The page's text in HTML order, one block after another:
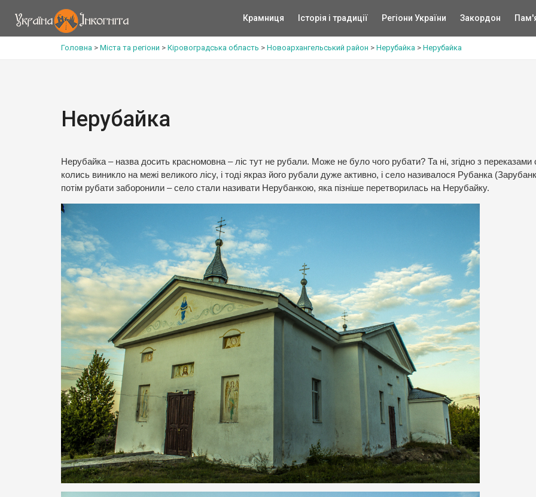
Крамниця Історія і традиції Регіони України Закордон
Головна > Міста та регіони > Кіровоградська область > Новоархангельський район > Нерубайка > Нерубайка
Нерубайка
Нерубайка – назва досить красномовна – ліс тут не рубали. Може не було чого рубати? Та ні, згідно з переказами
колись виникло на межі великого лісу, і тоді якраз його рубали дуже активно, і село називалося Рубанка
потім рубати заборонили – село стали називати Нерубанкою, яка пізніше перетворилась на Нерубайку.